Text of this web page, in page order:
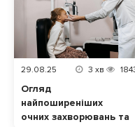
29.08.25 3 хв
Огляд
найпоширеніших
очних захворювань та